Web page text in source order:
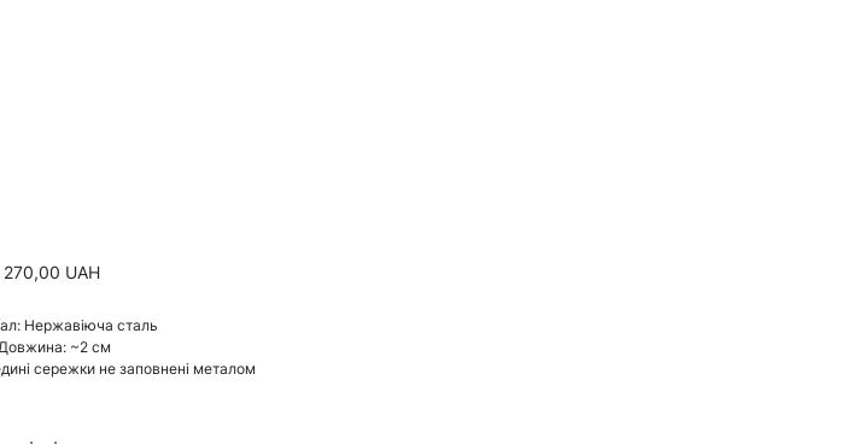
Ціна
270,00 UAH
Нержавіюча сталь
Довжина: ~2 см
сережки не заповнені металом